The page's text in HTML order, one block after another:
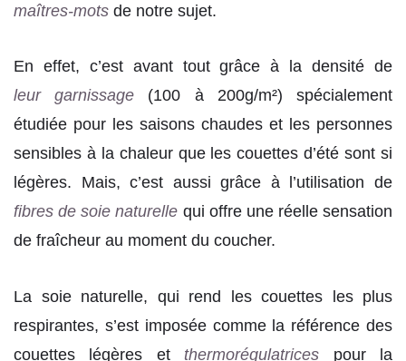
maîtres-mots de notre sujet.
En effet, c’est avant tout grâce à la densité de
leur garnissage (100 à 200g/m²) spécialement
étudiée pour les saisons chaudes et les personnes
sensibles à la chaleur que les couettes d’été sont si
légères. Mais, c’est aussi grâce à l’utilisation de
fibres de soie naturelle qui offre une réelle sensation
de fraîcheur au moment du coucher.
La soie naturelle, qui rend les couettes les plus
respirantes, s’est imposée comme la référence des
couettes légères etthermorégulatrices pour la